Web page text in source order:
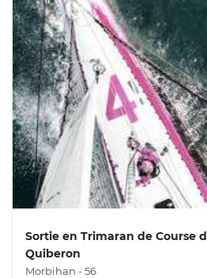
Sortie en Trimaran de Course
Quiberon
Morbihan - 56